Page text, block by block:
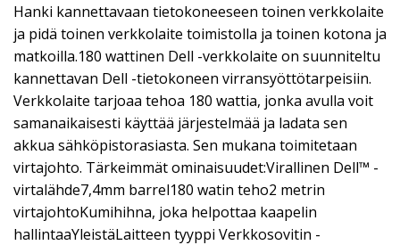
Hanki kannettavaan tietokoneeseen toinen verkkolaite
ja pidä toinen verkkolaite toimistolla ja toinen kotona ja
matkoilla.180 wattinen Dell -verkkolaite on suunniteltu
kannettavan Dell -tietokoneen virransyöttötarpeisiin.
Verkkolaite tarjoaa tehoa 180 wattia, jonka avulla voit
samanaikaisesti käyttää järjestelmää ja ladata sen
akkua sähköpistorasiasta. Sen mukana toimitetaan
virtajohto. Tärkeimmät ominaisuudet:Virallinen Dell™ -
virtalähde7,4mm barrel180 watin teho2 metrin
virtajohtoKumihihna, joka helpottaa kaapelin
hallintaaYleistäLaitteen tyyppi Verkkosovitin -